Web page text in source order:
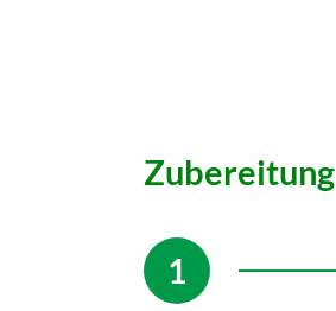
Zubereitung